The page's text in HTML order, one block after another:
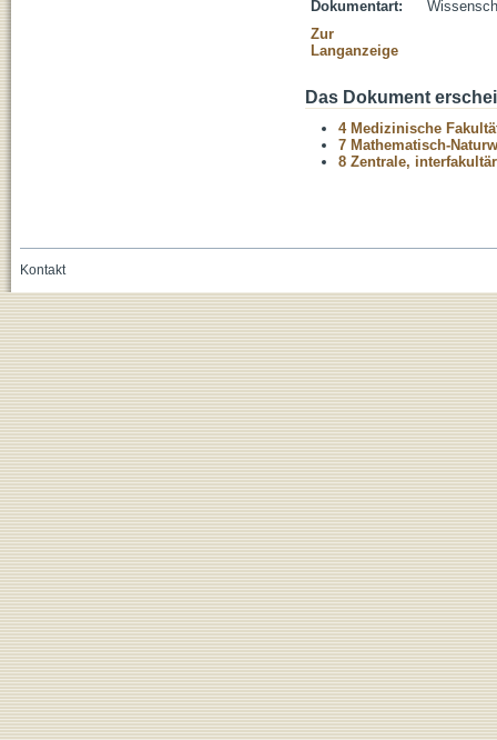
Dokumentart:
Zur
Langanzeige
Das Dokument
4 Medizinische
7 Mathematisch-
8 Zentrale,
Kontakt